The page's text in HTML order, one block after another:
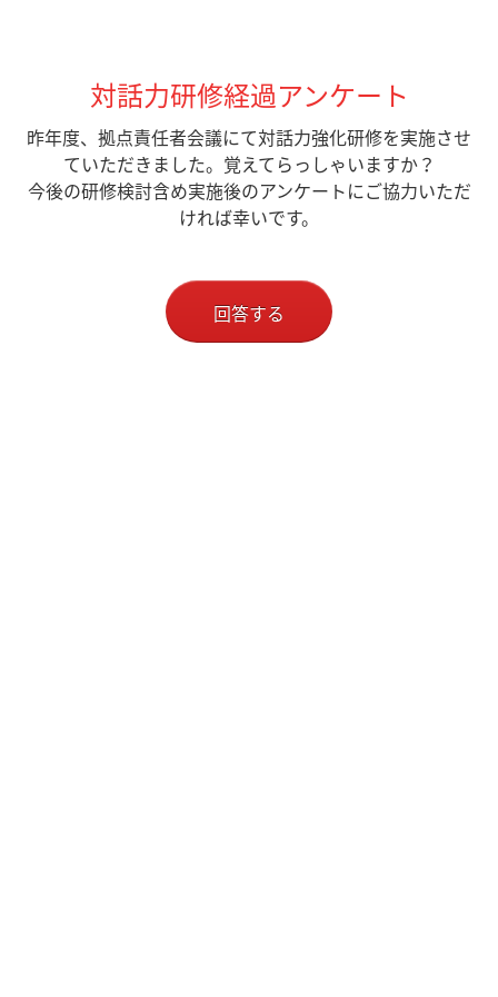
対話力研修経過アンケート
昨年度、拠点責任者会議にて対話力強化研修を実施させ
ていただきました。覚えてらっしゃいますか？
今後の研修検討含め実施後のアンケートにご協力いただ
ければ幸いです。
回答する